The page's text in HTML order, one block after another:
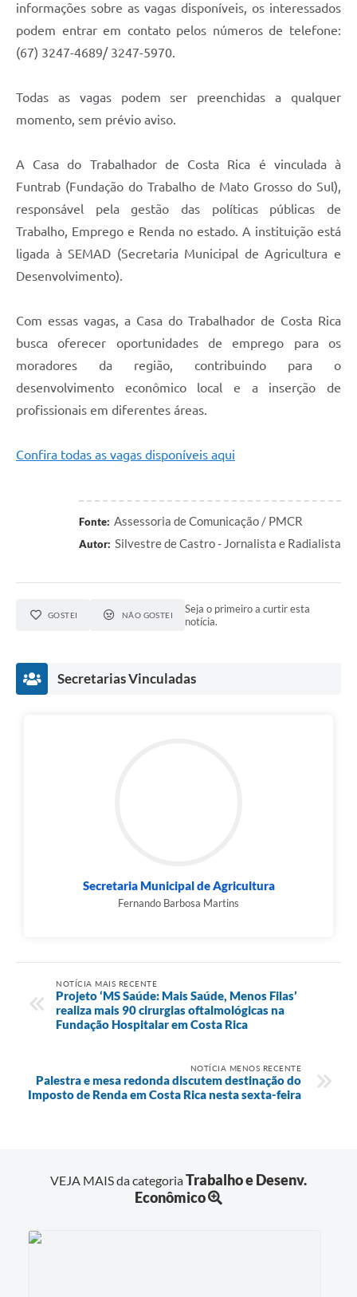
informações sobre as vagas disponíveis, os interessados
podem entrar em contato pelos números de telefone:
(67) 3247-4689/ 3247-5970.
Todas as vagas podem ser preenchidas a qualquer
momento, sem prévio aviso.
A Casa do Trabalhador de Costa Rica é vinculada à
Funtrab (Fundação do Trabalho de Mato Grosso do Sul),
responsável pela gestão das políticas públicas de
Trabalho, Emprego e Renda no estado. A instituição está
ligada à SEMAD (Secretaria Municipal de Agricultura e
Desenvolvimento).
Com essas vagas, a Casa do Trabalhador de Costa Rica
busca oferecer oportunidades de emprego para os
moradores da região, contribuindo para o
desenvolvimento econômico local e a inserção de
profissionais em diferentes áreas.
Confira todas as vagas disponíveis aqui
Fonte: Assessoria de Comunicação / PMCR
Autor: Silvestre de Castro - Jornalista e Radialista
GOSTEI NÃO GOSTEI
Seja o primeiro a curtir esta
notícia.
Secretarias Vinculadas
Secretaria Municipal de Agricultura
Fernando Barbosa Martins
NOTÍCIA MAIS RECENTE
Projeto ‘MS Saúde: Mais Saúde, Menos Filas’
realiza mais 90 cirurgias oftalmológicas na
Fundação Hospitalar em Costa Rica
NOTÍCIA MENOS RECENTE
Palestra e mesa redonda discutem destinação do
Imposto de Renda em Costa Rica nesta sexta-feira
VEJA MAIS da categoriaTrabalho e Desenv.
Econômico